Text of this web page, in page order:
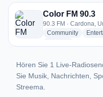
1 Radiosender aus
Color FM 90.3
90.3 FM · Cardona,
Communityradio
Hören Sie 1 Live-
Sie Musik, Nachrichten,
Streema.